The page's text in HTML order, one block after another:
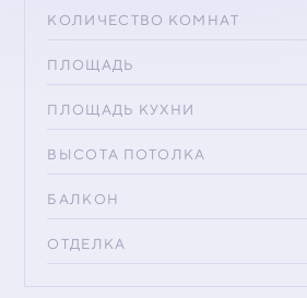
КОЛИЧЕСТВО КОМНАТ
ПЛОЩАДЬ
ПЛОЩАДЬ КУХНИ
ВЫСОТА ПОТОЛКА
БАЛКОН
ОТДЕЛКА